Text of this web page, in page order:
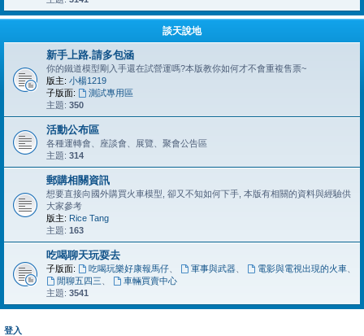
談天說地
新手上路.請多包涵
你的鐵道模型剛入手還在試營運嗎?本版教你如何才不會重複售票~
版主: 小楊1219
子版面:
測試專用區
主題: 350
活動公布區
各種運轉會、座談會、展覽、聚會公告區
主題: 314
郵購相關資訊
想要直接向國外購買火車模型, 卻又不知如何下手, 本版有相關的資料與經驗供
大家參考
版主: Rice Tang
主題: 163
吃喝聊天玩耍去
子版面: 吃喝玩樂好康報馬仔、 軍事與武器、 電影與電視出現的火車、
閒聊五四三
車輛買賣中心
主題: 3541
登入